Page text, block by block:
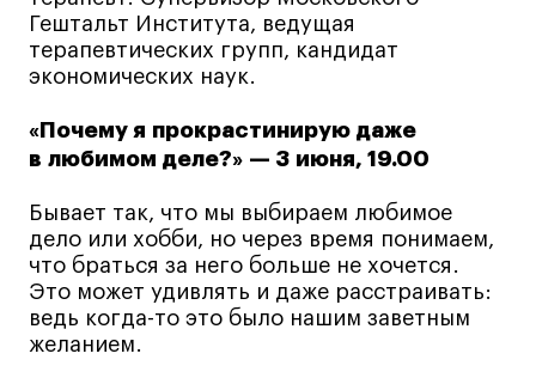
Карьера
Ассоциация выпускников
Центр карьеры
Конкурсы
Участие в выставках
Летние стажировки
Гештальт Института, ведущая
терапевтических групп, кандидат
экономических наук.
«Почему я прокрастинирую даже
в любимом деле?» — 3 июня, 19.00
Бывает так, что мы выбираем любимое
дело или хобби, но через время понимаем,
что браться за него больше не хочется.
Это может удивлять и даже расстраивать:
ведь когда-то это было нашим заветным
желанием.